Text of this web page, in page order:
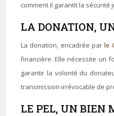
comment il garantit la
LA DONATION,
La donation, encadrée parle
financière. Elle nécessite un
garantir la volonté du
transmission irrévocable de
LE PEL, UN BIEN